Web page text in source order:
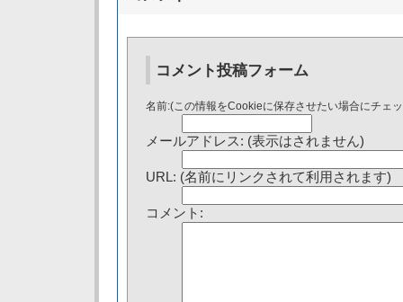
コメント投稿フォーム
名前:(この情報をCookieに保存させたい場合にチェ
メールアドレス: (表示はされません)
URL: (名前にリンクされて利用されます)
コメント: